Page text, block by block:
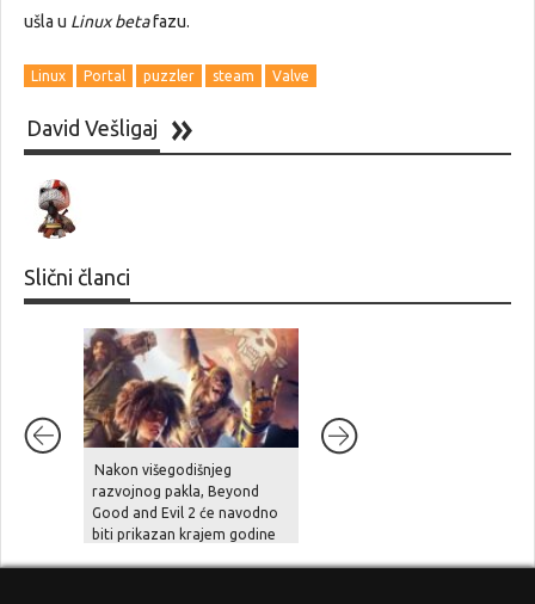
ušla u Linux betafazu.
Linux Portal puzzler steam Valve
David Vešligaj
Slični članci
Nakon višegodišnjeg
razvojnog pakla, Beyond
Good and Evil 2 će navodno
biti prikazan krajem godine